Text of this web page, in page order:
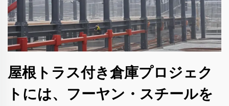
屋根トラス付き倉庫プロジェク
トには、フーヤン・スチールを